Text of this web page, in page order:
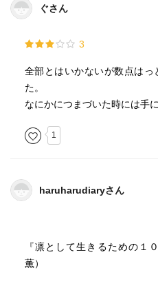
ぐさん
3
全部とはいかないが数点はっ
た。
なにかにつまづいた時には手
1
haruharudiaryさん
『凛として生きるための１
薫）